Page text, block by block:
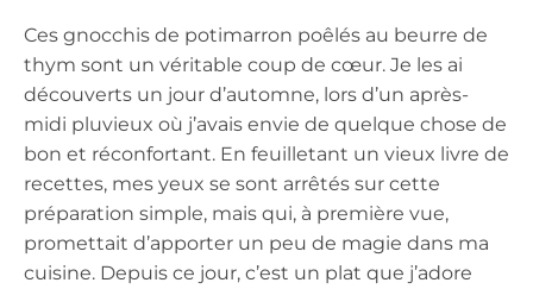
Ces gnocchis de potimarron poêlés au beurre de
thym sont un véritable coup de cœur. Je les ai
découverts un jour d’automne, lors d’un après-
midi pluvieux où j’avais envie de quelque chose de
bon et réconfortant. En feuilletant un vieux livre de
recettes, mes yeux se sont arrêtés sur cette
préparation simple, mais qui, à première vue,
promettait d’apporter un peu de magie dans ma
cuisine. Depuis ce jour, c’est un plat que j’adore